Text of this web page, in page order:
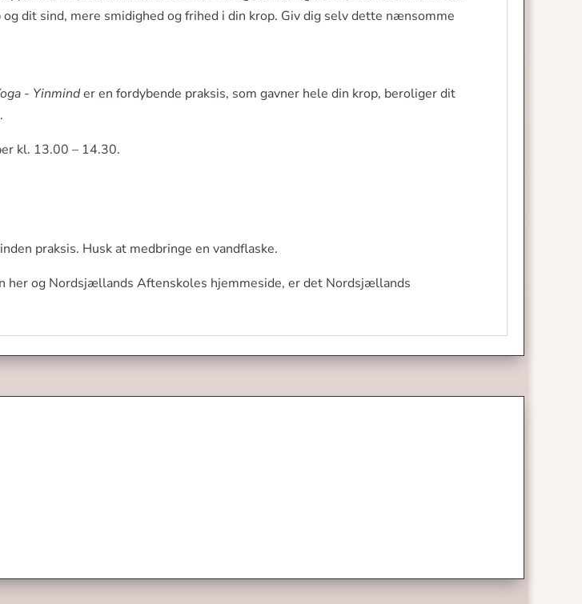
dit sind, mere smidighed og frihed i din krop. Giv dig selv dette nænsomme
- Yinminder en fordybende praksis, som gavner hele din krop, beroliger dit
kl. 13.00 – 14.30.
praksis. Husk at medbringe en vandflaske.
og Nordsjællands Aftenskoles hjemmeside, er det Nordsjællands